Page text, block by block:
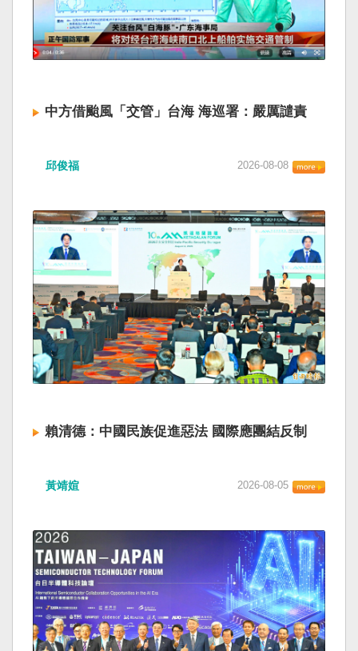
中方借颱風「交管」台海 海巡署：嚴厲譴責
邱俊福 2026-08-08
賴清德：中國民族促進惡法 國際應團結反制
黃靖媗 2026-08-05